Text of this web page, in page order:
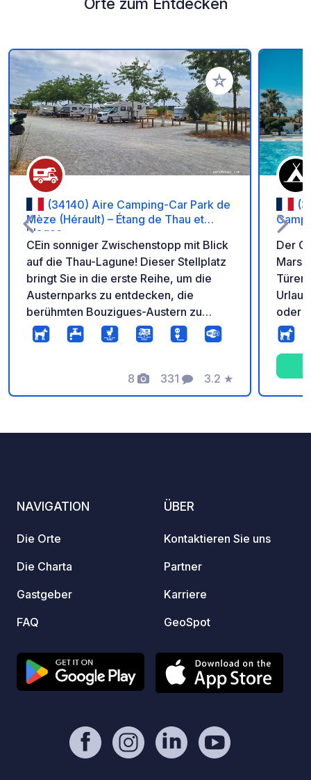
Orte zum Entdecken
Zu Ihren Favoriten
(34140) Aire Camping-Car Park de
Mèze (Hérault) – Étang de Thau et
Plages
CEin sonniger Zwischenstopp mit Blick
auf die Thau-Lagune! Dieser Stellplatz
bringt Sie in die erste Reihe, um die
Austernparks zu entdecken, die
berühmten Bouzigues-Austern zu
probieren und die Strände von Mèze
zu genießen. Der Yachthafen mit
im Süden mit individuellem
in Echtzeit zu prüfen und Ihren
auf den offiziellen Link im Bereich
„Kontakt / Website“ dieser Seite.
8
Fotos
331
Kommentare
3.2
Bewertung
★
Der
Türen
oder
NAVIGATION
Die Orte
Die Charta
Gastgeber
FAQ
ÜBER
Kontaktieren Sie uns
Partner
Karriere
GeoSpot